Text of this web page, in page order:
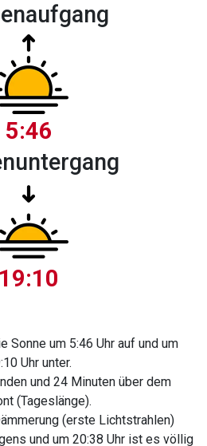
5:46
19:10
Sonne um 5:46 Uhr auf und um
Uhr unter.
und 24 Minuten über dem
(Tageslänge).
(erste Lichtstrahlen)
und um 20:38 Uhr ist es völlig